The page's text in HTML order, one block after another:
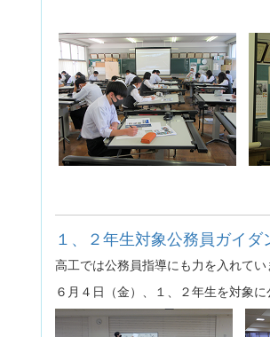
１、２年生対象公務員ガイダ
高工では公務員指導にも力を入れてい
６月４日（金）、１、２年生を対象